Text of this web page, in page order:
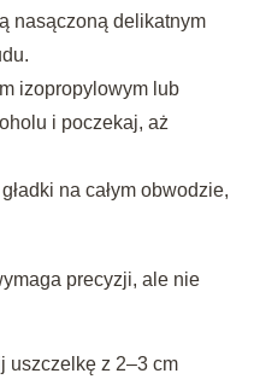
nasączoną delikatnym
izopropylowym lub
i poczekaj, aż
na całym obwodzie,
precyzji, ale nie
uszczelkę z 2–3 cm